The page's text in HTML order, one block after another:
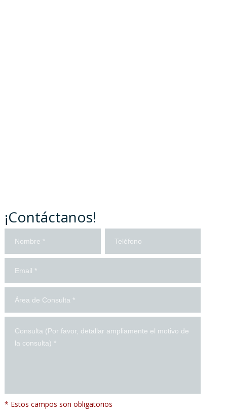
¡Contáctanos!
* Estos campos son obligatorios